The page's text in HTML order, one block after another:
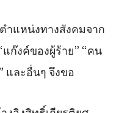
ำแหน่งทางสังคมจาก
ก๊งค์ของผู้ร้าย” “คน
และอื่นๆ จึงขอ